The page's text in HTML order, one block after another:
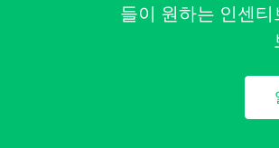
들이 원하는 인센